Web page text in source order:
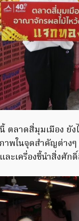
ตลาดสี่มุมเมือง ยัง
พในจุดสำคัญต่าง
ะเครื่องชี้นำสิ่งศัก